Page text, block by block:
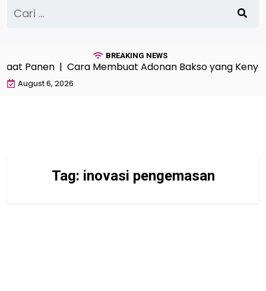
untuk:
BREAKING NEWS
Panen |Cara Membuat Adonan Bakso yang
August 6, 2026
Tag: inovasi pengemasan